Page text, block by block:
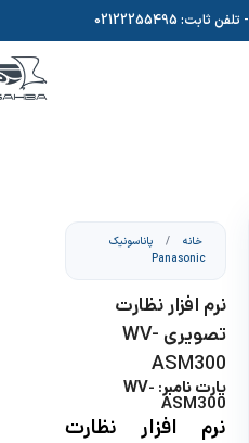
- تلفن ثابت: 02122255495
خانه /
پاناسونیک
Panasonic
نرم افزار نظارت
تصویری WV-
ASM300
پارت نامبر: WV-
ASM300
نرم افزار نظارت